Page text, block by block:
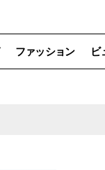
ファッション ビ